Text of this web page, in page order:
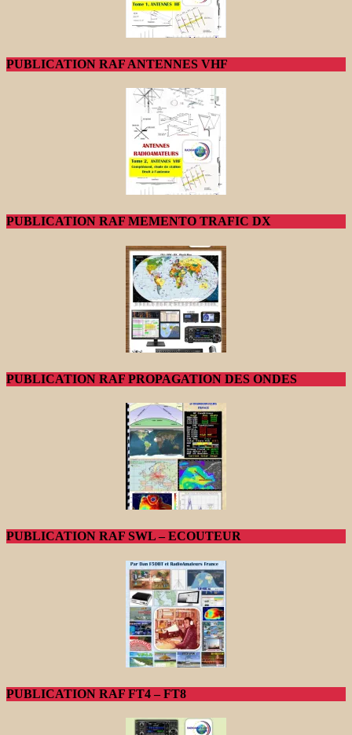
PUBLICATION RAF ANTENNES VHF
PUBLICATION RAF MEMENTO TRAFIC DX
PUBLICATION RAF PROPAGATION DES ONDES
PUBLICATION RAF SWL – ECOUTEUR
PUBLICATION RAF FT4 – FT8